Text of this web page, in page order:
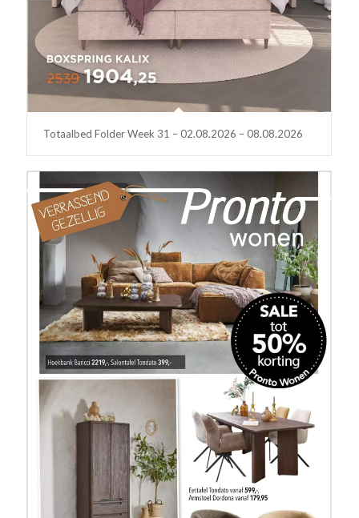
Totaalbed Folder Week 31 – 02.08.2026 – 08.08.2026